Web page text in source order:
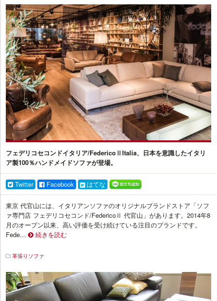
イ
ン
テ
リ
ア
プ
ラ
ス
フェデリコセコンドイタリア/FedericoⅡItalia、日本を意識したイタリ
ア製100％ハンドメイドソファが登場。
Twitter Facebook はてな
東京 代官山には、イタリアンソファのオリジナルブランドストア「ソフ
ァ専門店 フェデリコセコンド/FedericoⅡ 代官山」があります。2014年8
月のオープン以来、高い評価を受け続けている注目のブランドです。
Fede…
続きを読む
革張りソファ
イ
ン
テ
リ